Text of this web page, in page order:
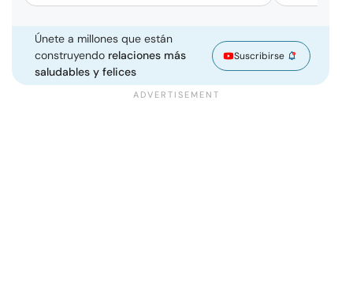
Únete a millones que están
construyendo relaciones más
saludables y felices
Suscribirse